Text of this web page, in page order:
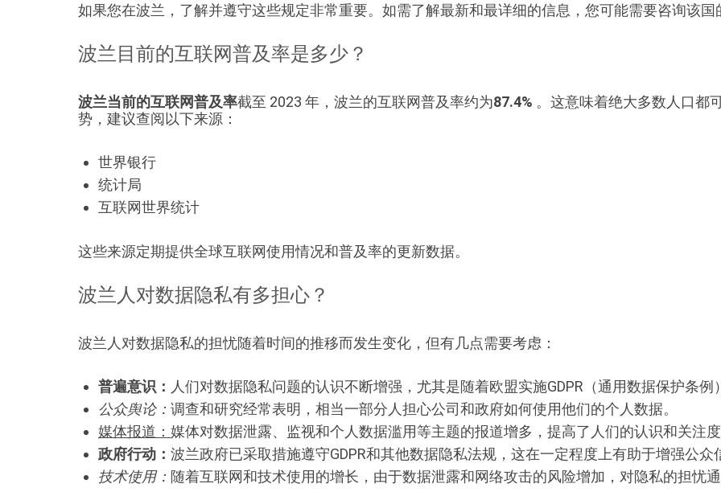
如果您在波兰，了解并遵守这些规定非常重要。如需了解最新和最详细的信息，您可能需要咨询该国
波兰目前的互联网普及率是多少？
波兰当前的互联网普及率截至 2023 年，波兰的互联网普及率约为87.4% 。这意味着绝大多数人口都
势，建议查阅以下来源：
世界银行
统计局
互联网世界统计
这些来源定期提供全球互联网使用情况和普及率的更新数据。
波兰人对数据隐私有多担心？
波兰人对数据隐私的担忧随着时间的推移而发生变化，但有几点需要考虑：
普遍意识： 人们对数据隐私问题的认识不断增强，尤其是随着欧盟实施GDPR（通用数据保护条例
公众舆论： 调查和研究经常表明，相当一部分人担心公司和政府如何使用他们的个人数据。
媒体报道： 媒体对数据泄露、监视和个人数据滥用等主题的报道增多，提高了人们的认识和关注度
政府行动： 波兰政府已采取措施遵守GDPR和其他数据隐私法规，这在一定程度上有助于增强公众
技术使用： 随着互联网和技术使用的增长，由于数据泄露和网络攻击的风险增加，对隐私的担忧通